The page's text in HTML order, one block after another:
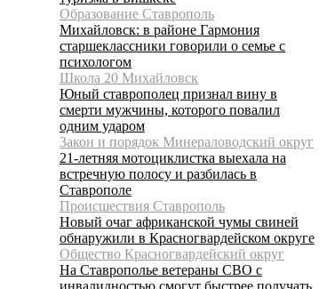
Образование Ставрополь
Михайловск: в районе Гармония
старшеклассники говорили о семье с
психологом
Школа 20 Михайловск
Юный ставрополец признал вину в
смерти мужчины, которого повалил
одним ударом
Закон и порядок Минераловодский округ
21-летняя мотоциклистка выехала на
встречную полосу и разбилась в
Ставрополе
Происшествия Ставрополь
Новый очаг африканской чумы свиней
обнаружили в Красногвардейском округе
Общество Красногвардейский округ
На Ставрополье ветераны СВО с
инвалидностью смогут быстрее получать